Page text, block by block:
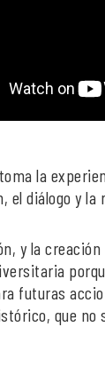
la
el diálogo y
y la
futuras
que no